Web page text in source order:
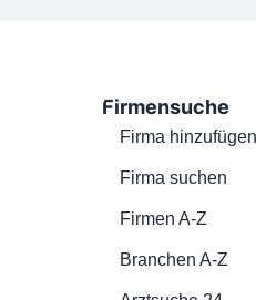
Firmensuche
Firma hinzufügen
Firma suchen
Firmen A-Z
Branchen A-Z